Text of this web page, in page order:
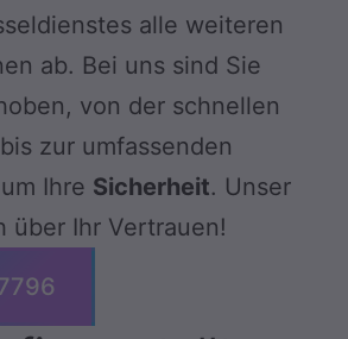
alle weiteren
ab. Bei uns sind Sie
von der schnellen
zur umfassenden
Ihre Sicherheit. Unser
über Ihr Vertrauen!